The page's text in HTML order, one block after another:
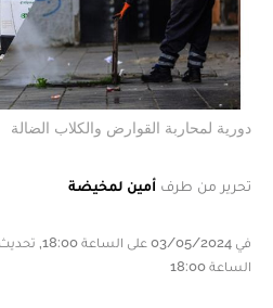
دورية لمحاربة القوارض والكلاب الضالة
تحرير من طرف أمين لمخيضة
الساعة 18:00